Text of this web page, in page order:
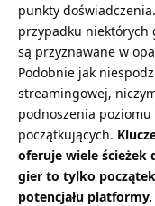
punkty
przypadku niektórych
są przyznawane w
Podobnie jak
streamingowej,
podnoszenia
początkujących.
oferuje wiele ścieżek
gier to tylko
potencjału platformy.